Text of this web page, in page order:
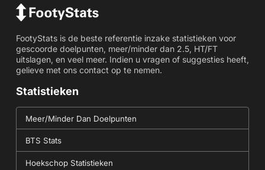
FootyStats is de beste referentie inzake statistieken voor
gescoorde doelpunten, meer/minder dan 2.5, HT/FT
uitslagen, en veel meer. Indien u vragen of suggesties heeft,
gelieve met ons contact op te nemen.
Statistieken
Meer/Minder Dan Doelpunten
BTS Stats
Hoekschop Statistieken